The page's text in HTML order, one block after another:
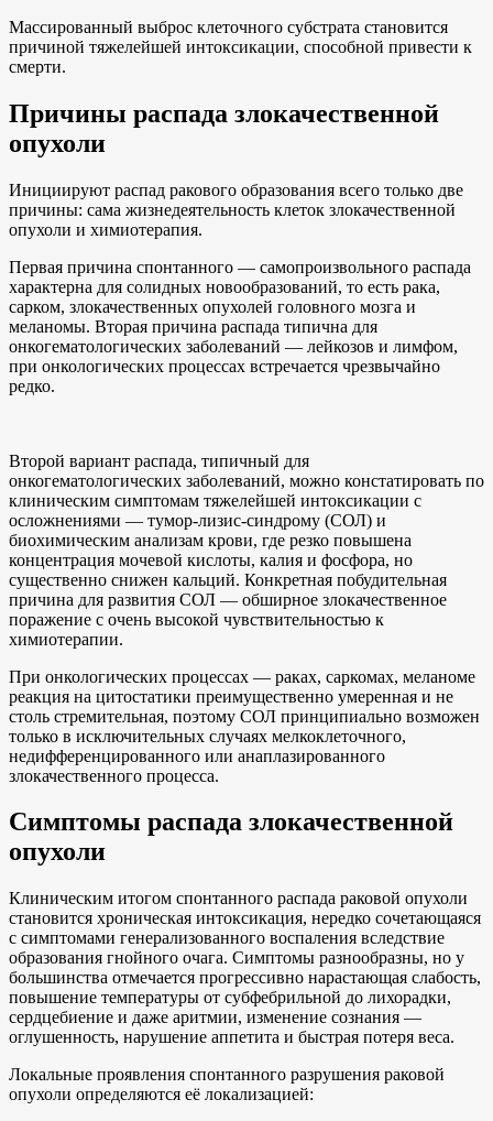
Массированный выброс клеточного субстрата становится
причиной тяжелейшей интоксикации, способной привести к
смерти.
Причины распада злокачественной
опухоли
Инициируют распад ракового образования всего только две
причины: сама жизнедеятельность клеток злокачественной
опухоли и химиотерапия.
Первая причина спонтанного — самопроизвольного распада
характерна для солидных новообразований, то есть рака,
сарком, злокачественных опухолей головного мозга и
меланомы. Вторая причина распада типична для
онкогематологических заболеваний — лейкозов и лимфом,
при онкологических процессах встречается чрезвычайно
редко.
Второй вариант распада, типичный для
онкогематологических заболеваний, можно констатировать по
клиническим симптомам тяжелейшей интоксикации с
осложнениями — тумор-лизис-синдрому (СОЛ) и
биохимическим анализам крови, где резко повышена
концентрация мочевой кислоты, калия и фосфора, но
существенно снижен кальций. Конкретная побудительная
причина для развития СОЛ — обширное злокачественное
поражение с очень высокой чувствительностью к
химиотерапии.
При онкологических процессах — раках, саркомах, меланоме
реакция на цитостатики преимущественно умеренная и не
столь стремительная, поэтому СОЛ принципиально возможен
только в исключительных случаях мелкоклеточного,
недифференцированного или анаплазированного
злокачественного процесса.
Симптомы распада злокачественной
опухоли
Клиническим итогом спонтанного распада раковой опухоли
становится хроническая интоксикация, нередко сочетающаяся
с симптомами генерализованного воспаления вследствие
образования гнойного очага. Симптомы разнообразны, но у
большинства отмечается прогрессивно нарастающая слабость,
повышение температуры от субфебрильной до лихорадки,
сердцебиение и даже аритмии, изменение сознания —
оглушенность, нарушение аппетита и быстрая потеря веса.
Локальные проявления спонтанного разрушения раковой
опухоли определяются её локализацией: